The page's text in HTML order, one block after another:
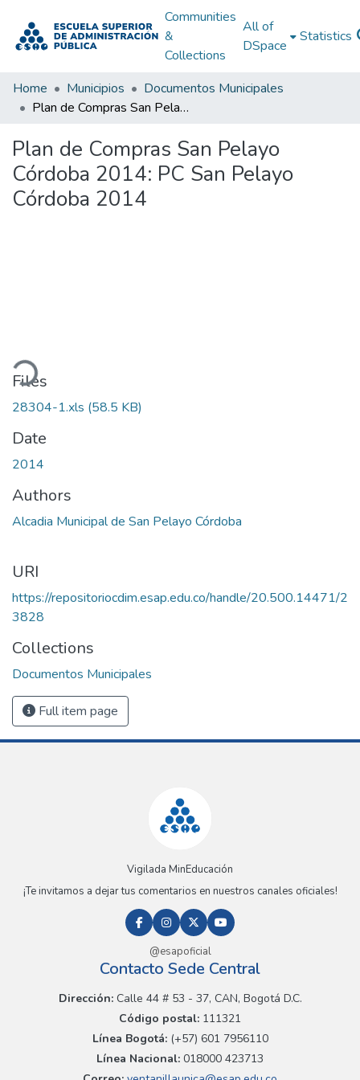
Communities
&
Collections
All of
DSpace
Statistics
Home Municipios
Documentos Municipales
Plan de Compras San Pelayo Córdoba 2014: PC San Pelayo Córdoba 2014
Plan de Compras San Pelayo
Córdoba 2014: PC San Pelayo
Córdoba 2014
Files
28304-1.xls (58.5 KB)
Date
2014
Authors
Alcadia Municipal de San Pelayo Córdoba
URI
https://repositoriocdim.esap.edu.co/handle/20.500.14471/2
3828
Collections
Documentos Municipales
Full item page
Vigilada MinEducación
¡Te invitamos a dejar tus comentarios en nuestros canales oficiales!
@esapoficial
Contacto Sede Central
Dirección:Calle 44 # 53 - 37, CAN, Bogotá D.C.
Código postal: 111321
Línea Bogotá:(+57) 601 7956110
Línea Nacional: 018000 423713